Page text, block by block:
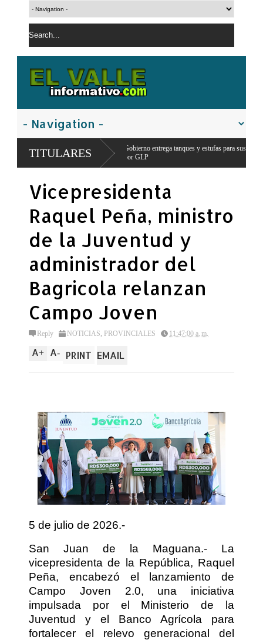
TITULARES
Gobierno entrega tanques y estufas para sustituir uso de leña y carbón
por GLP
Vicepresidenta
Raquel Peña, ministro
de la Juventud y
administrador del
Bagricola relanzan
Campo Joven
Reply NOTICIAS, PROVINCIALES 11:47:00 a. m.
A+ A- PRINT EMAIL
5 de julio de 2026.-
San Juan de la Maguana.- La
vicepresidenta de la República, Raquel
Peña, encabezó el lanzamiento de
Campo Joven 2.0, una iniciativa
impulsada por el Ministerio de la
Juventud y el Banco Agrícola para
fortalecer el relevo generacional del